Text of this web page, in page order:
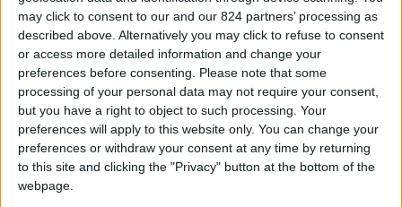
may click to consent to our and our 824 partners’ processing as
described above. Alternatively you may click to refuse to consent
or access more detailed information and change your
preferences before consenting.
Please note that some
processing of your personal data may not require your consent,
but you have a right to object to such processing. Your
preferences will apply to this website only. You can change your
preferences or withdraw your consent at any time by returning
to this site and clicking the "Privacy" button at the bottom of the
webpage.
neanche venire qui. Volevo andare in Spagna. Ma
nel colloquio che feci per l’assegnazione della
Borsa di studio dissi che mio fratello viveva in
Finlandia. Senza pensarci tanto, mi spedirono ad
Helsinki. Mio fratello vive qua dal 1992. Ma il mio
trasferimento definitivo in Finlandia è avvenuto
solo nel dicembre 2003, un pò per caso.